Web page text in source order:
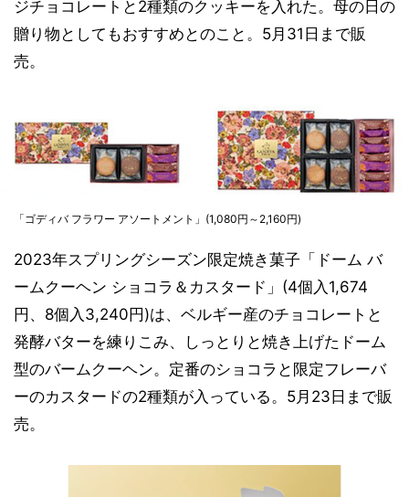
ジチョコレートと2種類のクッキーを入れた。母の日の
贈り物としてもおすすめとのこと。5月31日まで販
売。
「ゴディバ フラワー アソートメント」(1,080円～2,160円)
2023年スプリングシーズン限定焼き菓子「ドーム バ
ームクーヘン ショコラ＆カスタード」(4個入1,674
円、8個入3,240円)は、ベルギー産のチョコレートと
発酵バターを練りこみ、しっとりと焼き上げたドーム
型のバームクーヘン。定番のショコラと限定フレーバ
ーのカスタードの2種類が入っている。5月23日まで販
売。